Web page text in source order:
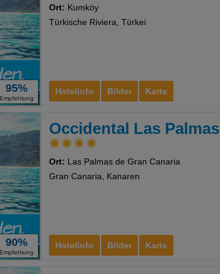
95%
Empfehlung
Hotelinfo Bilder Karte
Ort: Kumköy
Türkische Riviera, Türkei
90%
Empfehlung
Hotelinfo Bilder Karte
Occidental Las Palmas
Ort: Las Palmas de Gran Canaria
Gran Canaria, Kanaren